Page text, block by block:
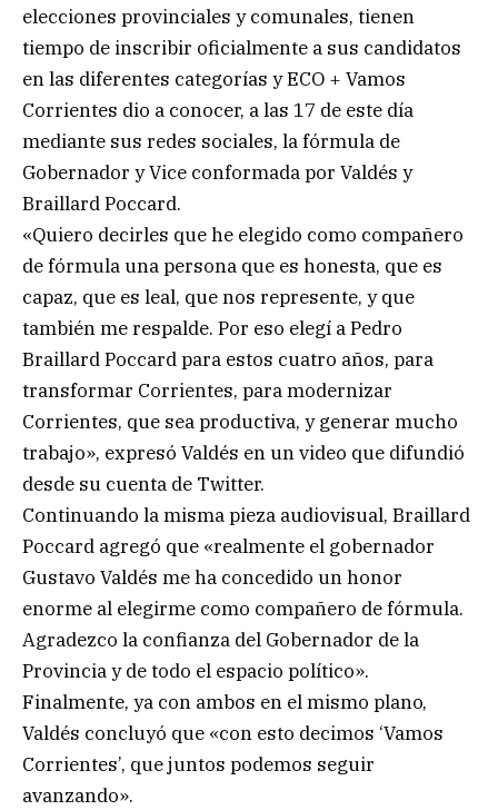
elecciones provinciales y comunales, tienen
tiempo de inscribir oficialmente a sus candidatos
en las diferentes categorías y ECO + Vamos
Corrientes dio a conocer, a las 17 de este día
mediante sus redes sociales, la fórmula de
Gobernador y Vice conformada por Valdés y
Braillard Poccard.
«Quiero decirles que he elegido como compañero
de fórmula una persona que es honesta, que es
capaz, que es leal, que nos represente, y que
también me respalde. Por eso elegí a Pedro
Braillard Poccard para estos cuatro años, para
transformar Corrientes, para modernizar
Corrientes, que sea productiva, y generar mucho
trabajo», expresó Valdés en un video que difundió
desde su cuenta de Twitter.
Continuando la misma pieza audiovisual, Braillard
Poccard agregó que «realmente el gobernador
Gustavo Valdés me ha concedido un honor
enorme al elegirme como compañero de fórmula.
Agradezco la confianza del Gobernador de la
Provincia y de todo el espacio político».
Finalmente, ya con ambos en el mismo plano,
Valdés concluyó que «con esto decimos ‘Vamos
Corrientes’, que juntos podemos seguir
avanzando».